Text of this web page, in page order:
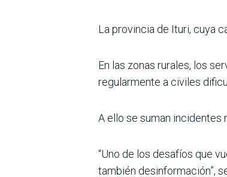
La provincia de Ituri, cuya
En las zonas rurales, los
regularmente a civiles
A ello se suman incidentes
“Uno de los desafíos que
también desinformación”,